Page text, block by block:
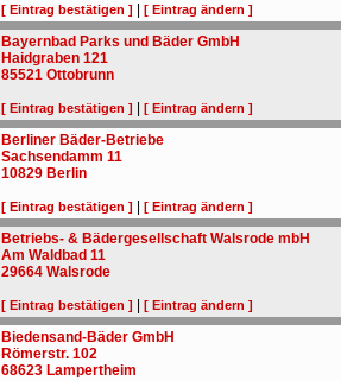
[ Eintrag bestätigen ] |[ Eintrag ändern ]
Bayernbad Parks und Bäder GmbH
Haidgraben 121
85521 Ottobrunn
[ Eintrag bestätigen ] |[ Eintrag ändern ]
Berliner Bäder-Betriebe
Sachsendamm 11
10829 Berlin
[ Eintrag bestätigen ] |[ Eintrag ändern ]
Betriebs- & Bädergesellschaft Walsrode mbH
Am Waldbad 11
29664 Walsrode
[ Eintrag bestätigen ] |[ Eintrag ändern ]
Biedensand-Bäder GmbH
Römerstr. 102
68623 Lampertheim